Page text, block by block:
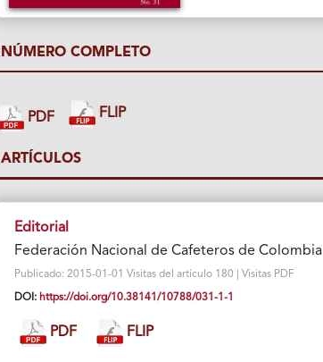
NÚMERO COMPLETO
PDF FLIP
ARTÍCULOS
Editorial
Federación Nacional de Cafeteros de Colombia
Publicado: 2015-01-01 Visitas del artículo 180 | Visitas PDF
DOI: https://doi.org/10.38141/10788/031-1-1
PDF FLIP